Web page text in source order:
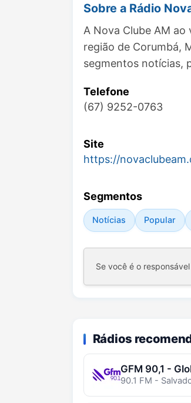
Sobre a Rádio
A Nova Clube AM
região de Corumbá,
segmentos notícias,
Telefone
(67) 9252-0763
Site
https://
Segmentos
Notícias Popular
Se você é o
Rádios
GFM 90,1 -
90.1 FM -